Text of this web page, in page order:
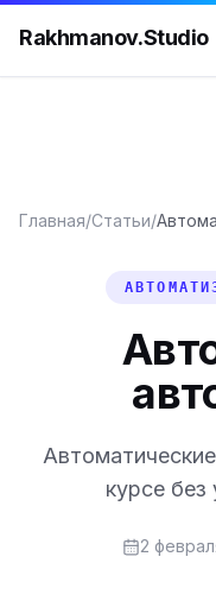
Rakhmanov.Studio
Главная/Статьи/
курсе
2